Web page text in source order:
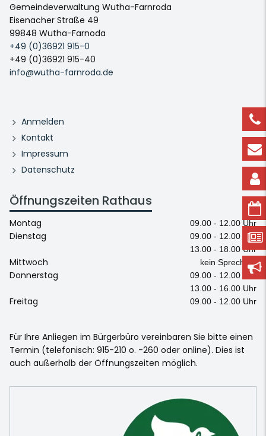
Gemeindeverwaltung Wutha-Farnroda
Eisenacher Straße 49
99848 Wutha-Farnoda
+49 (0)36921 915-0
+49 (0)36921 915-40
info@wutha-farnroda.de
Anmelden
Kontakt
Impressum
Datenschutz
Öffnungszeiten Rathaus
Montag 09.00 - 12.00 Uhr
Dienstag
09.00 - 12.00 Uhr
13.00 - 18.00 Uhr
Mittwoch kein Sprechtag
Donnerstag
09.00 - 12.00 Uhr
13.00 - 16.00 Uhr
Freitag 09.00 - 12.00 Uhr
Für Ihre Anliegen im Bürgerbüro vereinbaren Sie bitte einen
Termin (telefonisch: 915-210 o. -260 oder online). Dies ist
auch außerhalb der Öffnungszeiten möglich.